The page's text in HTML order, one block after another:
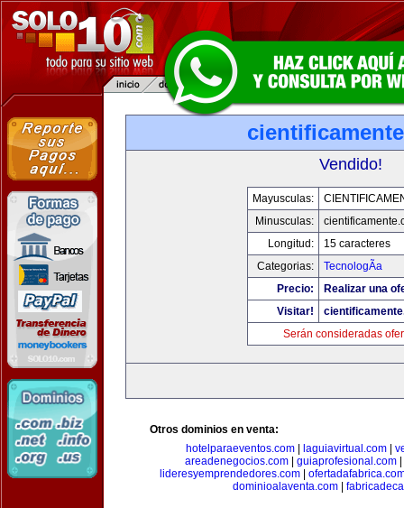
Vendido!
Mayusculas:
Minusculas:
Longitud:
15 caracteres
Categorias:
TecnologÃ­a
Precio:
Realizar una
Visitar!
Serán consideradas
Otros dominios en venta:
hotelparaeventos.com
laguiavirtual.com
areadenegocios.com
guiaprofesional.com
lideresyemprendedores.com
dominioalaventa.com|